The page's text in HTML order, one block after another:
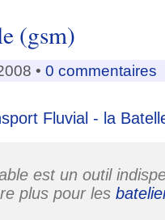
(gsm)
• 0 commentaires
Fluvial - la
est un outil
plus pour les